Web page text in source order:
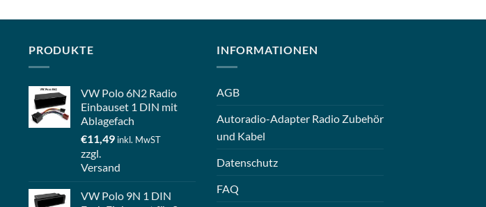
PRODUKTE
VW Polo 6N2 Radio
Einbauset 1 DIN mit
Ablagefach
€11,49 inkl. MwST
zzgl.
Versand
VW Polo 9N 1 DIN
INFORMATIONEN
AGB
Autoradio-Adapter Radio Zubehör
und Kabel
Datenschutz
FAQ